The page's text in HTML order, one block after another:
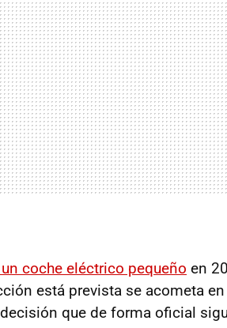
un coche eléctrico pequeño en
está prevista se acometa
que de forma oficial